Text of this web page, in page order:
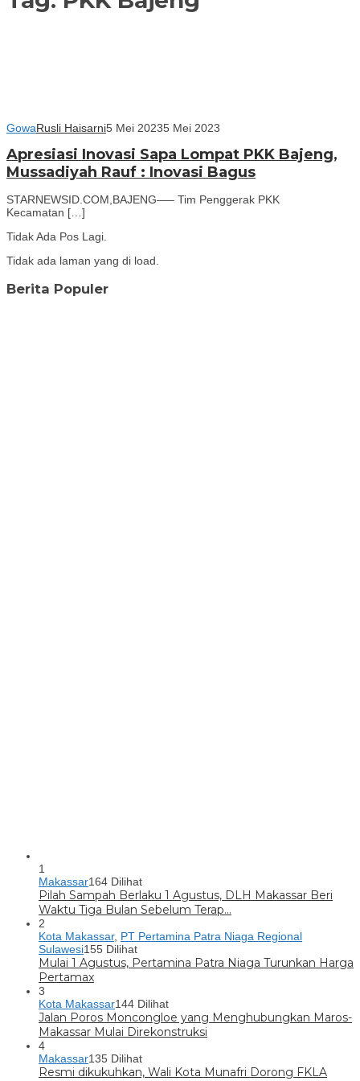
GowaRusli Haisarni5 Mei 20235 Mei 2023
Apresiasi Inovasi Sapa Lompat PKK Bajeng,
Mussadiyah Rauf : Inovasi Bagus
STARNEWSID.COM,BAJENG—– Tim Penggerak PKK
Kecamatan […]
Tidak Ada Pos Lagi.
Tidak ada laman yang di load.
Berita Populer
1
Makassar164 Dilihat
Pilah Sampah Berlaku 1 Agustus, DLH Makassar Beri
Waktu Tiga Bulan Sebelum Terap…
2
Kota Makassar, PT Pertamina Patra Niaga Regional
Sulawesi155 Dilihat
Mulai 1 Agustus, Pertamina Patra Niaga Turunkan Harga
Pertamax
3
Kota Makassar144 Dilihat
Jalan Poros Moncongloe yang Menghubungkan Maros-
Makassar Mulai Direkonstruksi
4
Makassar135 Dilihat
Resmi dikukuhkan, Wali Kota Munafri Dorong FKLA